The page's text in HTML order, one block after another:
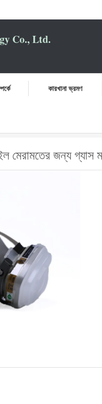
Co., Ltd.
কারখানা ভ্রমণ
মেরামতের জন্য গ্যাস